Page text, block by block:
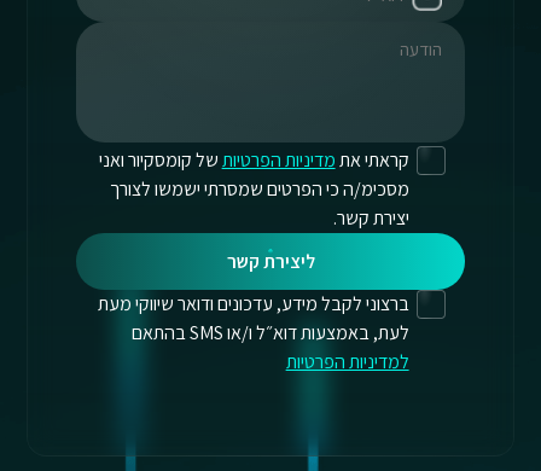
קראתי אתמדיניות הפרטיותשל קומסקיור ואני
מסכימ/ה כי הפרטים שמסרתי ישמשו לצורך
יצירת קשר.
ליצירת קשר
ברצוני לקבל מידע, עדכונים ודואר שיווקי מעת
לעת, באמצעות דוא״ל ו/או SMS בהתאם
למדיניות הפרטיות